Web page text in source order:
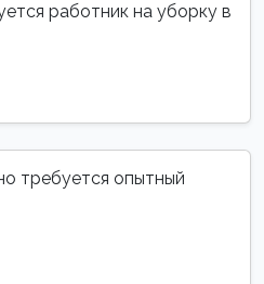
работник на уборку в
требуется опытный